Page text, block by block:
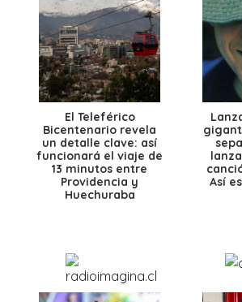
El Teleférico
Bicentenario revela
un detalle clave: así
funcionará el viaje de
13 minutos entre
Providencia y
Huechuraba
Así